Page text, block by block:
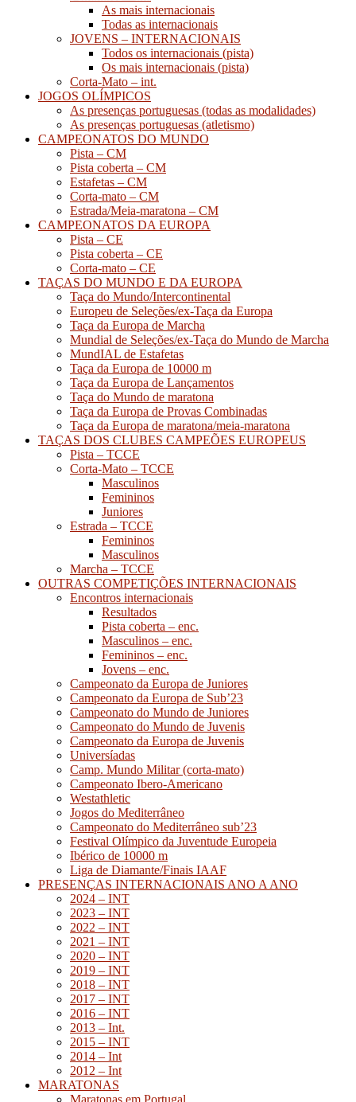
As mais internacionais
Todas as internacionais
JOVENS – INTERNACIONAIS
Todos os internacionais (pista)
Os mais internacionais (pista)
Corta-Mato – int.
JOGOS OLÍMPICOS
As presenças portuguesas (todas as modalidades)
As presenças portuguesas (atletismo)
CAMPEONATOS DO MUNDO
Pista – CM
Pista coberta – CM
Estafetas – CM
Corta-mato – CM
Estrada/Meia-maratona – CM
CAMPEONATOS DA EUROPA
Pista – CE
Pista coberta – CE
Corta-mato – CE
TAÇAS DO MUNDO E DA EUROPA
Taça do Mundo/Intercontinental
Europeu de Seleções/ex-Taça da Europa
Taça da Europa de Marcha
Mundial de Seleções/ex-Taça do Mundo de Marcha
MundIAL de Estafetas
Taça da Europa de 10000 m
Taça da Europa de Lançamentos
Taça do Mundo de maratona
Taça da Europa de Provas Combinadas
Taça da Europa de maratona/meia-maratona
TAÇAS DOS CLUBES CAMPEÕES EUROPEUS
Pista – TCCE
Corta-Mato – TCCE
Masculinos
Femininos
Juniores
Estrada – TCCE
Femininos
Masculinos
Marcha – TCCE
OUTRAS COMPETIÇÕES INTERNACIONAIS
Encontros internacionais
Resultados
Pista coberta – enc.
Masculinos – enc.
Femininos – enc.
Jovens – enc.
Campeonato da Europa de Juniores
Campeonato da Europa de Sub’23
Campeonato do Mundo de Juniores
Campeonato do Mundo de Juvenis
Campeonato da Europa de Juvenis
Universíadas
Camp. Mundo Militar (corta-mato)
Campeonato Ibero-Americano
Westathletic
Jogos do Mediterrâneo
Campeonato do Mediterrâneo sub’23
Festival Olímpico da Juventude Europeia
Ibérico de 10000 m
Liga de Diamante/Finais IAAF
PRESENÇAS INTERNACIONAIS ANO A ANO
2024 – INT
2023 – INT
2022 – INT
2021 – INT
2020 – INT
2019 – INT
2018 – INT
2017 – INT
2016 – INT
2013 – Int.
2015 – INT
2014 – Int
2012 – Int
MARATONAS
Maratonas em Portugal